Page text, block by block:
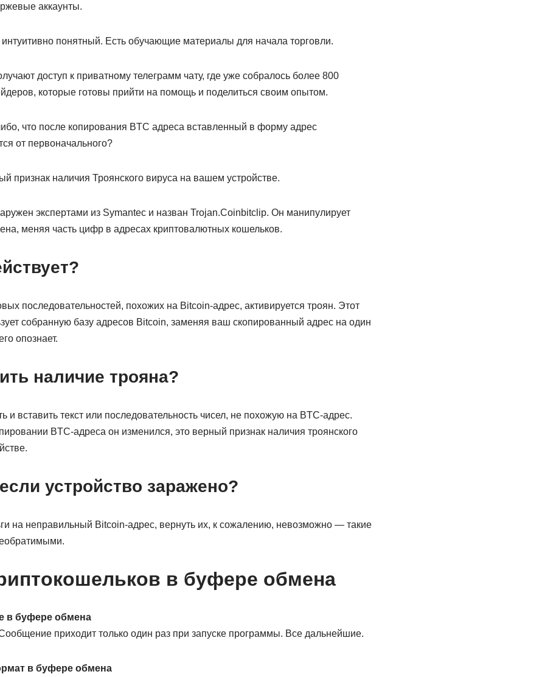
аккаунты.
понятный. Есть обучающие материалы для начала торговли.
доступ к приватному телеграмм чату, где уже собралось более 800
которые готовы прийти на помощь и поделиться своим опытом.
что после копирования BTC адреса вставленный в форму адрес
от первоначального?
признак наличия Троянского вируса на вашем устройстве.
экспертами из Symantec и назван Trojan.Coinbitclip. Он манипулирует
меняя часть цифр в адресах криптовалютных кошельков.
последовательностей, похожих на Bitcoin-адрес, активируется троян. Этот
собранную базу адресов Bitcoin, заменяя ваш скопированный адрес на один
опознает.
наличие трояна?
и вставить текст или последовательность чисел, не похожую на BTC-адрес.
BTC-адреса он изменился, это верный признак наличия троянского
устройство заражено?
на неправильный Bitcoin-адрес, вернуть их, к сожалению, невозможно — такие
в буфере обмена
в буфере обмена
приходит только один раз при запуске программы. Все дальнейшие.
в буфере обмена